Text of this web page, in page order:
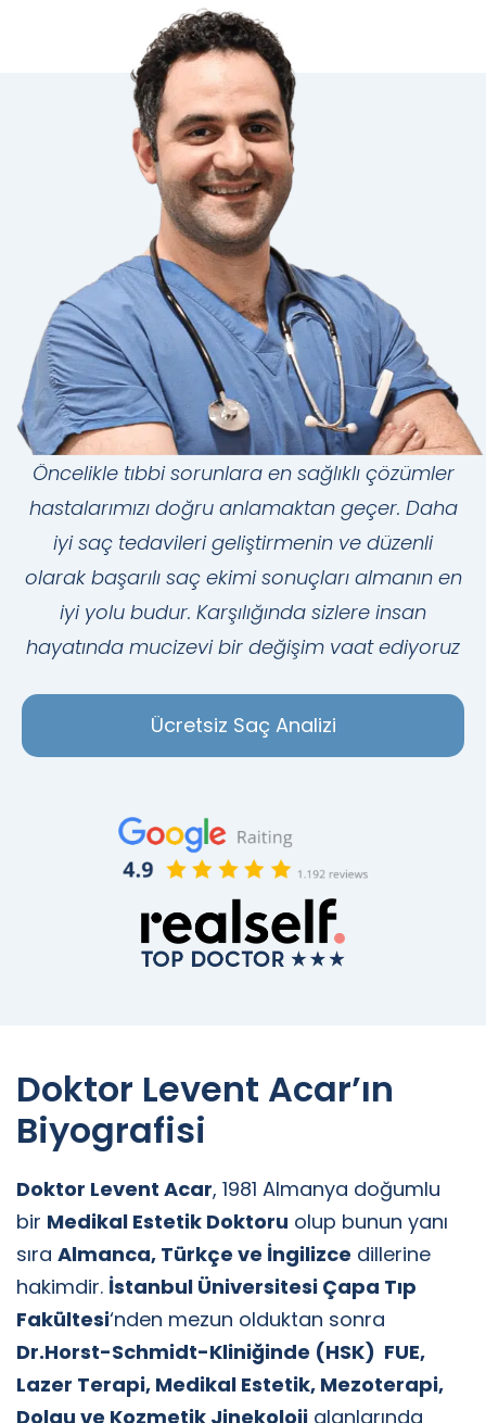
Doktor Levent Acar
Öncelikle tıbbi sorunlara en sağlıklı çözümler
hastalarımızı doğru anlamaktan geçer. Daha
iyi saç tedavileri geliştirmenin ve düzenli
olarak başarılı saç ekimi sonuçları almanın en
iyi yolu budur. Karşılığında sizlere insan
hayatında mucizevi bir değişim vaat ediyoruz
Ücretsiz Saç Analizi
Doktor Levent Acar’ın
Biyografisi
Doktor Levent Acar, 1981 Almanya doğumlu
bir Medikal Estetik Doktoru olup bunun yanı
sıra Almanca, Türkçe ve İngilizce dillerine
hakimdir. İstanbul Üniversitesi Çapa Tıp
Fakültesi‘nden mezun olduktan sonra
Dr.Horst-Schmidt-Kliniğinde (HSK) FUE,
Lazer Terapi, Medikal Estetik, Mezoterapi,
Dolgu ve Kozmetik Jinekoloji alanlarında